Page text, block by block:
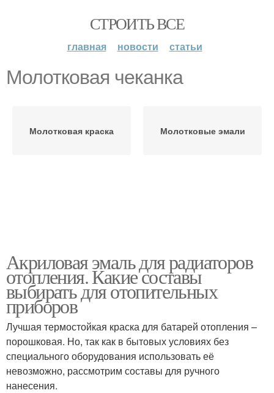
СТРОИТЬ ВСЕ
главная новости статьи
Молотковая чеканка
Молотковая краска Молотковые эмали
Акриловая эмаль для радиаторов
отопления. Какие составы
выбирать для отопительных
приборов
Лучшая термостойкая краска для батарей отопления –
порошковая. Но, так как в бытовых условиях без
специального оборудования использовать её
невозможно, рассмотрим составы для ручного
нанесения.